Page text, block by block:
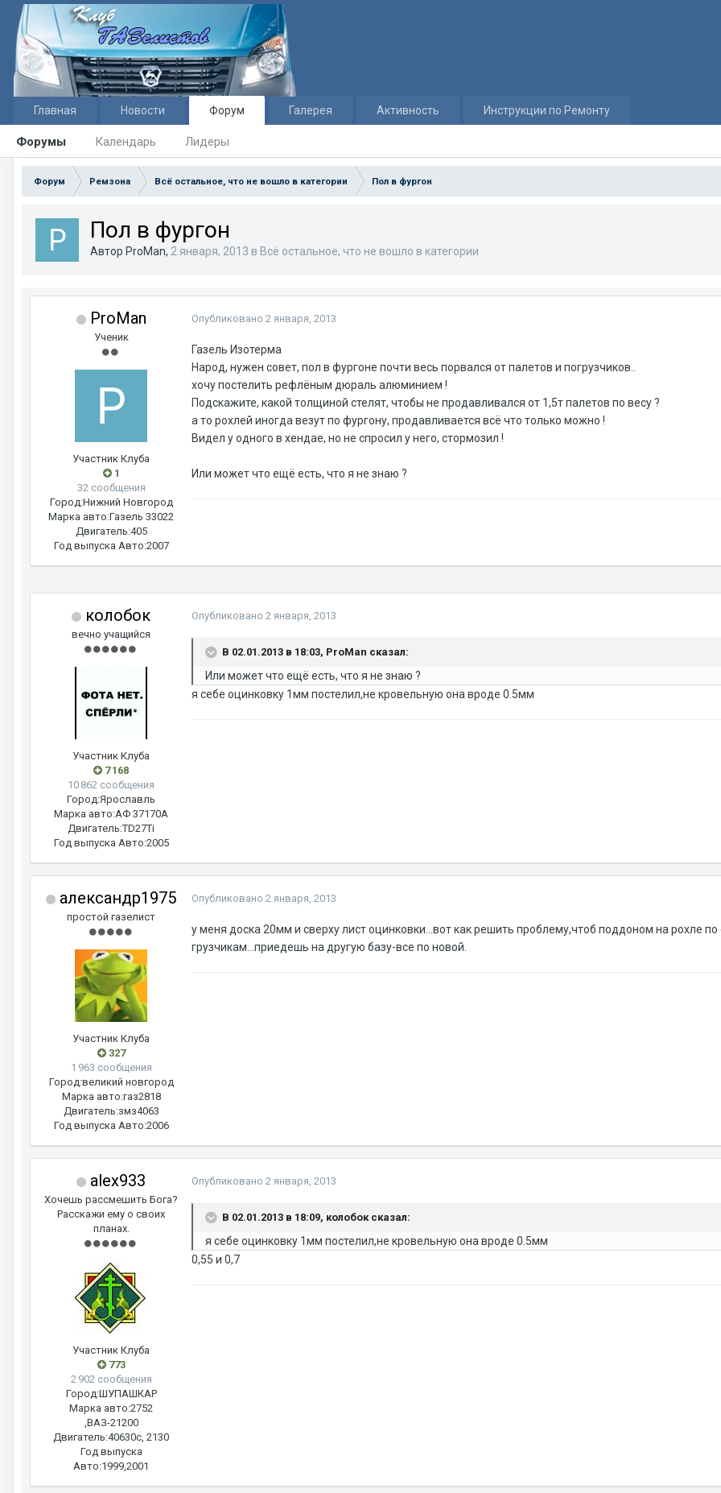
Главная Новости Форум
Форумы Календарь Лидеры
Галерея Активность Инструкции по Ремонту
Форум Ремзона Всё остальное, что не вошло в категории Пол в фургон
Пол в фургон
Автор ProMan, 2 января, 2013 в Всё остальное, что не вошло в категории
ProMan
Ученик
Участник Клуба
1
32 сообщения
Город:Нижний Новгород
Марка авто:Газель 33022
Двигатель:405
Год выпуска Авто:2007
Опубликовано 2 января, 2013
Газель Изотерма
Народ, нужен совет, пол в фургоне почти весь порвался от палетов и погрузчиков..
хочу постелить рефлёным дюраль алюминием !
Подскажите, какой толщиной стелят, чтобы не продавливался от 1,5т палетов по весу ?
а то рохлей иногда везут по фургону, продавливается всё что только можно !
Видел у одного в хендае, но не спросил у него, стормозил !
Или может что ещё есть, что я не знаю ?
колобок
вечно учащийся
Участник Клуба
7 168
10 862 сообщения
Город:Ярославль
Марка авто:АФ 37170А
Двигатель:ТD27Ti
Год выпуска Авто:2005
Опубликовано 2 января, 2013
В 02.01.2013 в 18:03, ProMan сказал:
Или может что ещё есть, что я не знаю ?
я себе оцинковку 1мм постелил,не кровельную она вроде 0.5мм
александр1975
простой газелист
Участник Клуба
327
1 963 сообщения
Город:великий новгород
Марка авто:газ2818
Двигатель:змз4063
Год выпуска Авто:2006
Опубликовано 2 января, 2013
у меня доска 20мм и сверху лист оцинковки...вот как решить проблему,чтоб поддоном на рохле
грузчикам...приедешь на другую базу-все по новой.
alex933
Хочешь рассмешить Бога?
Расскажи ему о своих
планах.
Участник Клуба
773
2 902 сообщения
Город:ШУПАШКАР
Марка авто:2752
,ВАЗ-21200
Двигатель:40630с, 2130
Год выпуска
Авто:1999,2001
Опубликовано 2 января, 2013
В 02.01.2013 в 18:09, колобок сказал:
я себе оцинковку 1мм постелил,не кровельную она вроде 0.5мм
0,55 и 0,7